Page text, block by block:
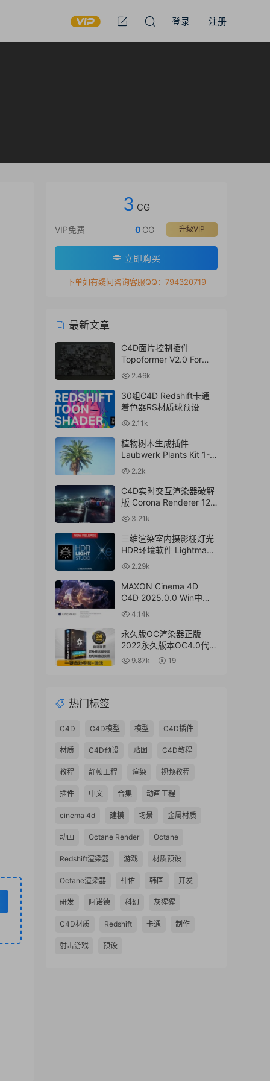
登录 注册
3 CG
VIP免费 升级VIP
0 CG
立即购买
下单如有疑问咨询客服QQ：794320719
最新文章
C4D面片控制插件
Topoformer V2.0 For
Cinema 4D R23 – 2024
Win/Mac
2.46k
30组C4D Redshift卡通
着色器RS材质球预设
2.11k
植物树木生成插件
Laubwerk Plants Kit 1-7
v1.0.50 For
C4D/MAX/Maya/Sketch
Up Win/Mac
2.2k
C4D实时交互渲染器破解
版 Corona Renderer 12.1
for Cinema 4D R17-
2024+离线材质预设库
3.21k
三维渲染室内摄影棚灯光
HDR环境软件 Lightmap
HDR Light Studio Xenon
V8.2.2.2024.0701 Win破
解版 + 接口插件
2.29k
MAXON Cinema 4D
C4D 2025.0.0 Win中文
版/英文版/破解版
4.14k
永久版OC渲染器正版
2022永久版本OC4.0代购
订阅注册C4D插件汉化双
9.87k 19
热门标签
C4D C4D模型 模型 C4D插件
材质 C4D预设 贴图 C4D教程
教程 静帧工程 渲染 视频教程
插件 中文 合集 动画工程
cinema 4d 建模 场景 金属材质
动画 Octane Render Octane
Redshift渲染器 游戏 材质预设
Octane渲染器 神佑 韩国 开发
研发 阿诺德 科幻 灰猩猩
C4D材质 Redshift 卡通 制作
射击游戏 预设